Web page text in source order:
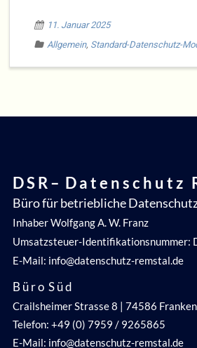
11. Januar 2025
Allgemein, Standard-Datenschutz-
D S R – D a t e n s c h u t z
Büro für betriebliche
Inhaber Wolfgang A. W. Franz
Umsatzsteuer-Identifikationsnummer:
E-Mail: info@datenschutz-remstal.de
B ü r o S ü d
Crailsheimer Strasse 8 | 74586
Telefon: +49 (0) 7959 / 9265865
E-Mail: info@datenschutz-remstal.de